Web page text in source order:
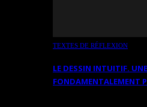
TEXTES DE RÉFLEXION
LE DESSIN INTUITIF.
FONDAMENTALEMENT